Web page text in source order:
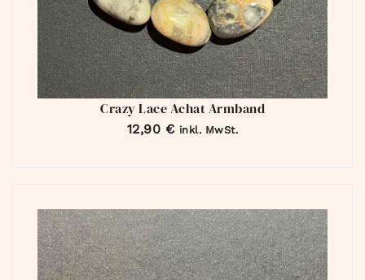
Crazy Lace Achat Armband
12,90 € inkl. MwSt.